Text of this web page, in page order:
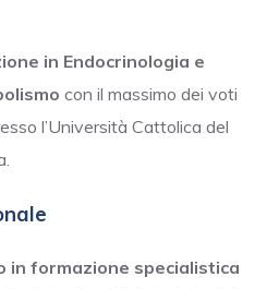
in Endocrinologia e
con il massimo dei voti
l’Università Cattolica del
in formazione specialistica